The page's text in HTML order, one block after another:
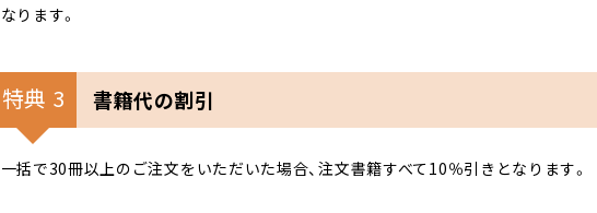
なります。
特典 3 書籍代の割引
一括で30冊以上のご注文をいただいた場合、注文書籍すべて10％引きとなります。